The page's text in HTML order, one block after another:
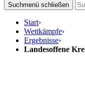
Suchmenü schließen
Start›
Wettkämpfe›
Ergebnisse›
Landesoffene